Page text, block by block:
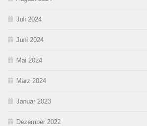
Juli 2024
Juni 2024
Mai 2024
März 2024
Januar 2023
Dezember 2022